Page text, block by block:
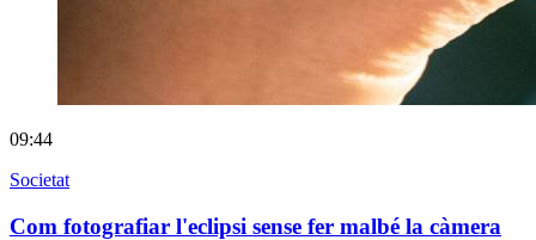
09:44
Societat
Com fotografiar l'eclipsi sense fer malbé la càmera